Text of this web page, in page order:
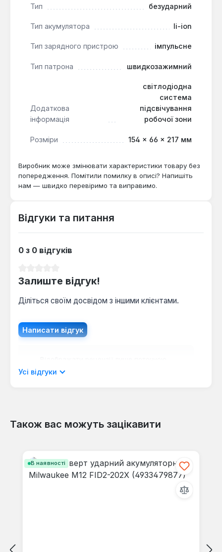
тривалий час роботи. Зверніть увагу, що
зарядного пристрою та кейса, що дозволяє
Makita, економити кошти.
Тип безударний
Тип акумулятора li-ion
Тип зарядного пристрою імпульсне
Тип патрона швидкозажимний
Додаткова
інформація
світлодіодна
система
підсвічування
робочої зони
Розміри 154 × 66 × 217 мм
Виробник може змінювати характеристики товару без
попередження. Помітили помилку в описі? Напишіть
нам — швидко перевіримо та виправимо.
Відгуки та питання
0 з 0 відгуків
Залиште відгук!
Діліться своїм досвідом з іншими клієнтами.
Написати відгук
мовою.
Відгуків не знайдено. Поділіться
Усі відгуки
Також вас можуть зацікавити
В наявності